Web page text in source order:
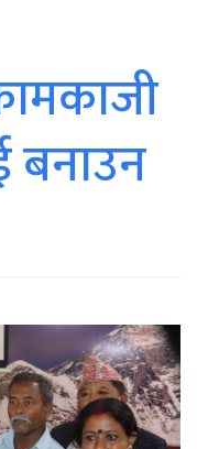
बनाउन